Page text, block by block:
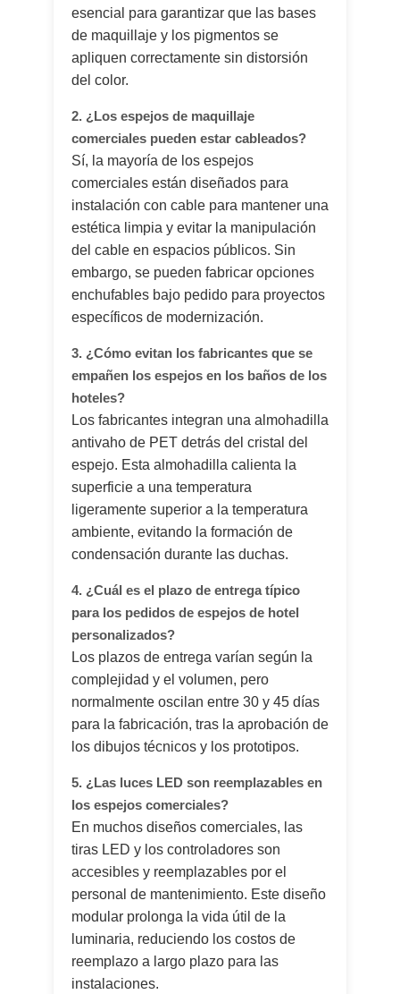
esencial para garantizar que las bases
de maquillaje y los pigmentos se
apliquen correctamente sin distorsión
del color.
2. ¿Los espejos de maquillaje
comerciales pueden estar cableados?
Sí, la mayoría de los espejos
comerciales están diseñados para
instalación con cable para mantener una
estética limpia y evitar la manipulación
del cable en espacios públicos. Sin
embargo, se pueden fabricar opciones
enchufables bajo pedido para proyectos
específicos de modernización.
3. ¿Cómo evitan los fabricantes que se
empañen los espejos en los baños de los
hoteles?
Los fabricantes integran una almohadilla
antivaho de PET detrás del cristal del
espejo. Esta almohadilla calienta la
superficie a una temperatura
ligeramente superior a la temperatura
ambiente, evitando la formación de
condensación durante las duchas.
4. ¿Cuál es el plazo de entrega típico
para los pedidos de espejos de hotel
personalizados?
Los plazos de entrega varían según la
complejidad y el volumen, pero
normalmente oscilan entre 30 y 45 días
para la fabricación, tras la aprobación de
los dibujos técnicos y los prototipos.
5. ¿Las luces LED son reemplazables en
los espejos comerciales?
En muchos diseños comerciales, las
tiras LED y los controladores son
accesibles y reemplazables por el
personal de mantenimiento. Este diseño
modular prolonga la vida útil de la
luminaria, reduciendo los costos de
reemplazo a largo plazo para las
instalaciones.